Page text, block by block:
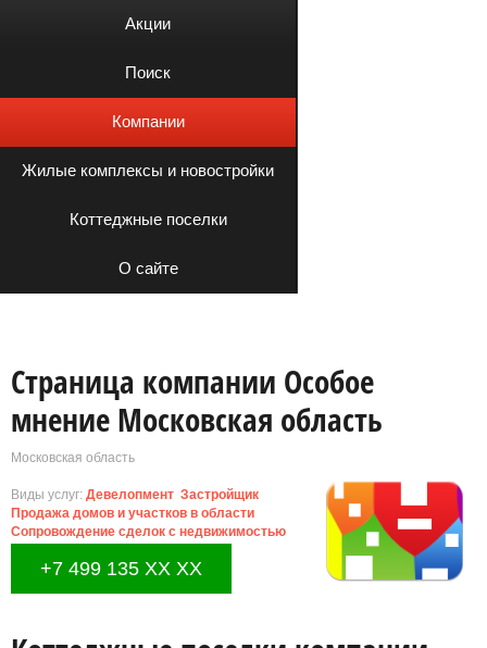
Акции
Поиск
Компании
Жилые комплексы и новостройки
Коттеджные поселки
О сайте
Страница компании Особое
мнение Московская область
Московская область
Виды услуг: Девелопмент Застройщик
Продажа домов и участков в области
Сопровождение сделок с недвижимостью
+7 499 135 XX XX